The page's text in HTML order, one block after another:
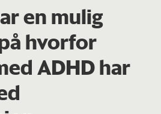
en mulig
hvorfor
ADHD har